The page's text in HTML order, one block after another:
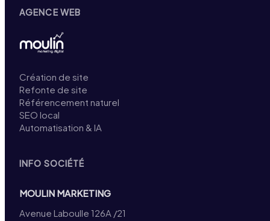
AGENCE WEB
Création de site
Refonte de site
Référencement naturel
SEO local
Automatisation & IA
INFO SOCIÉTÉ
MOULIN MARKETING
Avenue Laboulle 126A /21